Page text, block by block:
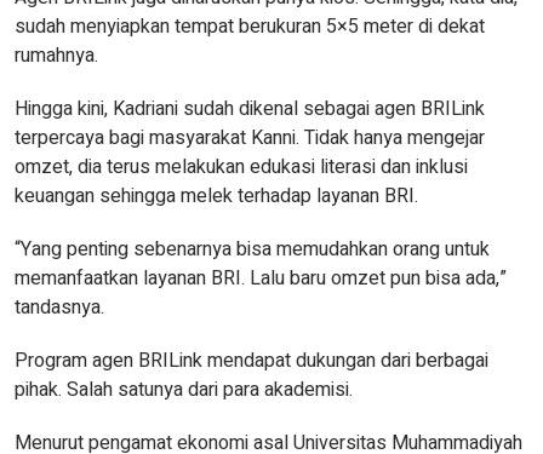
sudah menyiapkan tempat berukuran 5×5 meter di dekat
rumahnya.
Hingga kini, Kadriani sudah dikenal sebagai agen BRILink
terpercaya bagi masyarakat Kanni. Tidak hanya mengejar
omzet, dia terus melakukan edukasi literasi dan inklusi
keuangan sehingga melek terhadap layanan BRI.
“Yang penting sebenarnya bisa memudahkan orang untuk
memanfaatkan layanan BRI. Lalu baru omzet pun bisa ada,”
tandasnya.
Program agen BRILink mendapat dukungan dari berbagai
pihak. Salah satunya dari para akademisi.
Menurut pengamat ekonomi asal Universitas Muhammadiyah